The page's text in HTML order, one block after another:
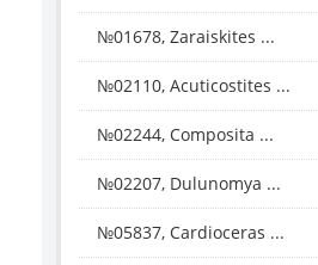
№01678, Zaraiskites ...
№02110, Acuticostites ...
№02244, Composita ...
№02207, Dulunomya ...
№05837, Cardioceras ...